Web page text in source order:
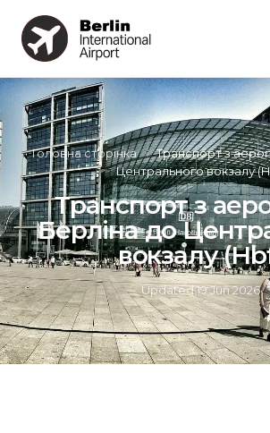
Головна сторінка » Транспорт з
Центрального вокзалу
Транспорт з
Берліна до
вокзалу
Updated19 Jun 2026